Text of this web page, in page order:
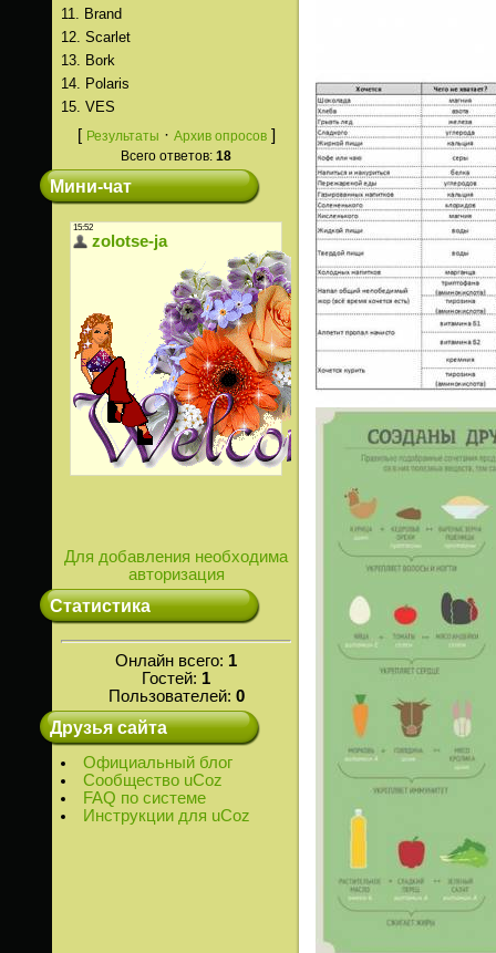
11.
Brand
12. Scarlet
13.
Bork
14.
Polaris
15. VES
[ Результаты · Архив опросов]
Всего ответов: 18
Мини-чат
Для добавления необходима
авторизация
Статистика
Онлайн всего: 1
Гостей: 1
Пользователей: 0
Друзья сайта
Официальный блог
Сообщество uCoz
FAQ по системе
Инструкции для uCoz